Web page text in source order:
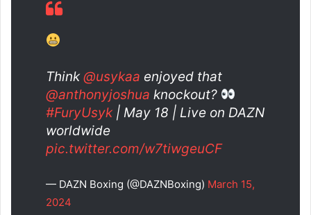
Think@usykaa enjoyed that
@anthonyjoshua knockout?
#FuryUsyk| May 18 | Live on DAZN
worldwide
pic.twitter.com/w7tiwgeuCF
— DAZN Boxing (@DAZNBoxing) March 15,
2024